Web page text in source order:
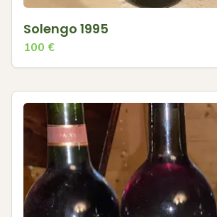
Solengo 1995
100 €